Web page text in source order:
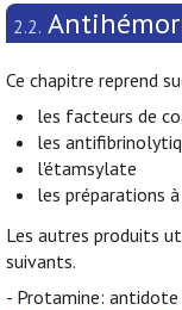
2.2.
Ce chapitre reprend
les facteurs de
les
l'étamsylate
les préparations
Les autres produits
suivants.
- Protamine: antidote